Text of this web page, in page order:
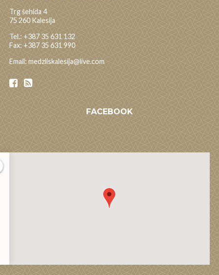
Trg šehida 4
75 260 Kalesija
Tel.: +387 35 631 132
Fax: +387 35 631 990
Email: medzliskalesija@live.com
FACEBOOK